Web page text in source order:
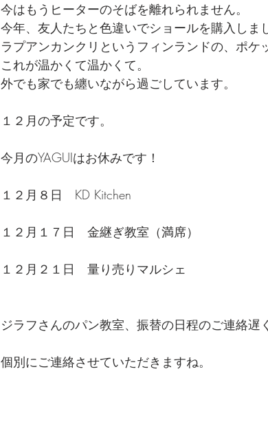
今はもうヒーターのそばを離れられません。
今年、友人たちと色違いでショールを購入しま
ラプアンカンクリというフィンランドの、ポ
これが温かくて温かくて。
外でも家でも纏いながら過ごしています。
１２月の予定です。
今月のYAGUIはお休みです！
１２月８日　KD Kitchen
１２月１７日　金継ぎ教室（満席）
１２月２１日　量り売りマルシェ
ジラフさんのパン教室、振替の日程のご連絡遅
個別にご連絡させていただきますね。